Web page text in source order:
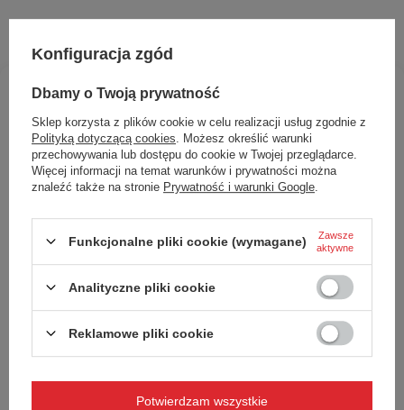
Kubek termiczny Contigo Byron 2.0 470ml - Złoty
Konfiguracja zgód
Dbamy o Twoją prywatność
Sklep korzysta z plików cookie w celu realizacji usług zgodnie z
Polityką dotyczącą cookies . Możesz określić warunki
przechowywania lub dostępu do cookie w Twojej przeglądarce.
Więcej informacji na temat warunków i prywatności można
znaleźć także na stronie Prywatność i warunki Google
Funkcjonalne pliki cookie (wymagane)
Zawsze
aktywne
Analityczne pliki cookie
Reklamowe pliki cookie
Potwierdzam wszystkie